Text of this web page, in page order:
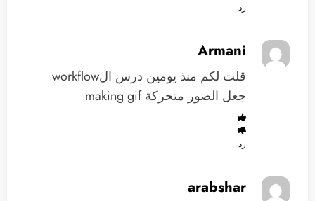
رد
Armani
قلت لكم منذ يومين درس الworkflow
جعل الصور متحركة making gif
رد
arabshar